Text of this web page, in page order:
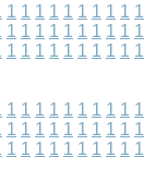
1 1 1 1 1 1 1 1 1 1
1 1 1 1 1 1 1 1 1 1
1 1 1 1 1 1 1 1 1 1
1 1 1 1 1 1 1 1 1 1
1 1 1 1 1 1 1 1 1 1
1 1 1 1 1 1 1 1 1 1